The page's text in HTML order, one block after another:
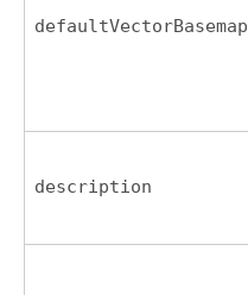
defaultVectorBasemap
description